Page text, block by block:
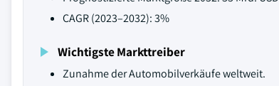
CAGR (2023–2032): 3%
Wichtigste Markttreiber
Zunahme der Automobilverkäufe weltweit.